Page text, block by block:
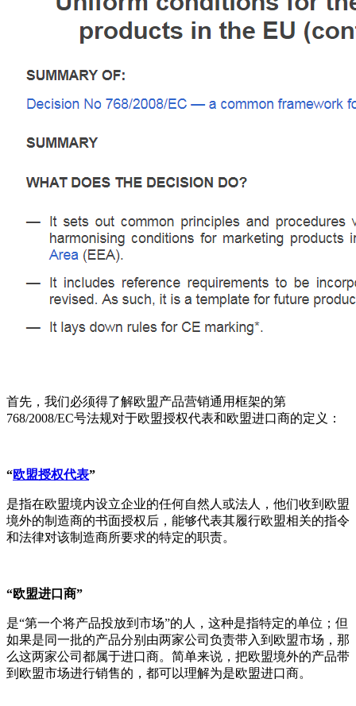
首先，我们必须得了解欧盟产品营销通用框架的第
768/2008/EC号法规对于欧盟授权代表和欧盟进口商的定义：
“欧盟授权代表”
是指在欧盟境内设立企业的任何自然人或法人，他们收到欧盟
境外的制造商的书面授权后，能够代表其履行欧盟相关的指令
和法律对该制造商所要求的特定的职责。
“欧盟进口商”
是“第一个将产品投放到市场”的人，这种是指特定的单位；但
如果是同一批的产品分别由两家公司负责带入到欧盟市场，那
么这两家公司都属于进口商。简单来说，把欧盟境外的产品带
到欧盟市场进行销售的，都可以理解为是欧盟进口商。